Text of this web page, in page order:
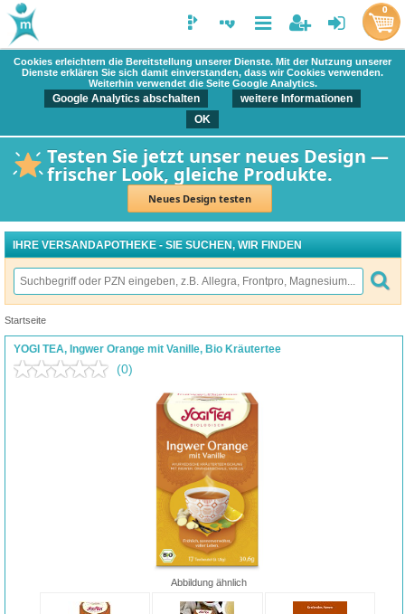
Cookies erleichtern die Bereitstellung unserer Dienste. Mit der Nutzung unserer
Dienste erklären Sie sich damit einverstanden, dass wir Cookies verwenden.
Weiterhin verwendet die Seite Google Analytics.
Google Analytics abschalten
weitere Informationen
OK
Testen Sie jetzt unser neues Design —
frischer Look, gleiche Produkte.
Neues Design testen
0
IHRE VERSANDAPOTHEKE - SIE SUCHEN, WIR FINDEN
Startseite
YOGI TEA, Ingwer Orange mit Vanille, Bio Kräutertee
(0)
Abbildung ähnlich